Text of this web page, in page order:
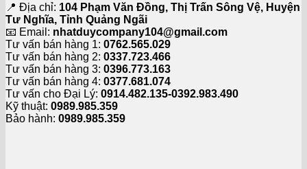
📍 Địa chỉ: 104 Phạm Văn Đồng, Thị Trấn Sông Vệ, Huyện
Tư Nghĩa, Tỉnh Quảng Ngãi
📧 Email: nhatduycompany104@gmail.com
Tư vấn bán hàng 1: 0762.565.029
Tư vấn bán hàng 2: 0337.723.466
Tư vấn bán hàng 3: 0396.773.163
Tư vấn bán hàng 4: 0377.681.074
Tư vấn cho Đại Lý: 0914.482.135-0392.983.490
Kỹ thuật: 0989.985.359
Bảo hành: 0989.985.359